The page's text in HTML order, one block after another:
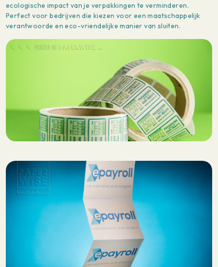
ecologische impact van je verpakkingen te verminderen.
Perfect voor bedrijven die kiezen voor een maatschappelijk
verantwoorde en eco-vriendelijke manier van sluiten.